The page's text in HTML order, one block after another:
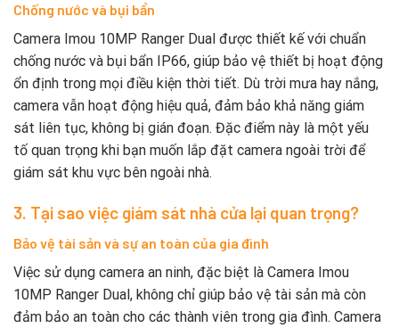
Chống nước và bụi bẩn
Camera Imou 10MP Ranger Dual được thiết kế với chuẩn
chống nước và bụi bẩn IP66, giúp bảo vệ thiết bị hoạt động
ổn định trong mọi điều kiện thời tiết. Dù trời mưa hay nắng,
camera vẫn hoạt động hiệu quả, đảm bảo khả năng giám
sát liên tục, không bị gián đoạn. Đặc điểm này là một yếu
tố quan trọng khi bạn muốn lắp đặt camera ngoài trời để
giám sát khu vực bên ngoài nhà.
3. Tại sao việc giám sát nhà cửa lại quan trọng?
Bảo vệ tài sản và sự an toàn của gia đình
Việc sử dụng camera an ninh, đặc biệt là Camera Imou
10MP Ranger Dual, không chỉ giúp bảo vệ tài sản mà còn
đảm bảo an toàn cho các thành viên trong gia đình. Camera